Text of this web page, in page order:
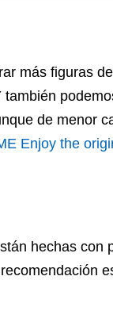
más figuras
también
de menor
Enjoy the
hechas con